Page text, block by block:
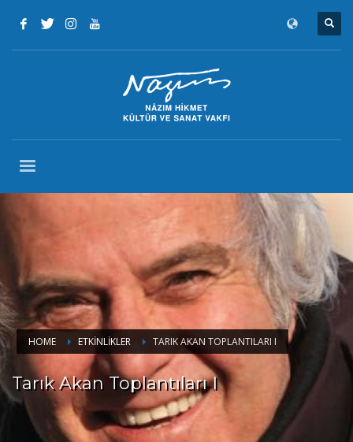
HOME ETKINLIKLER TARIK AKAN TOPLANTILARI I
Tarık Akan Toplantıları I